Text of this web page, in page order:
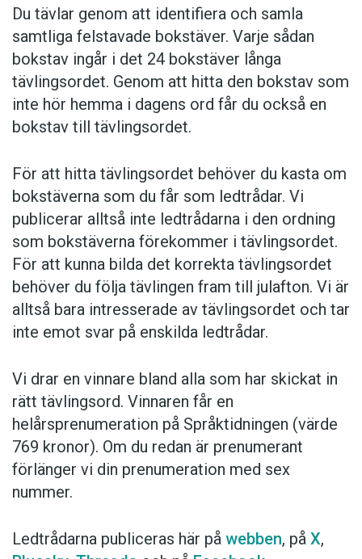
Du tävlar genom att identifiera och samla
samtliga felstavade bokstäver. Varje sådan
bokstav ingår i det 24 bokstäver långa
tävlingsordet. Genom att hitta den bokstav som
inte hör hemma i dagens ord får du också en
bokstav till tävlingsordet.
För att hitta tävlingsordet behöver du kasta om
bokstäverna som du får som ledtrådar. Vi
publicerar alltså inte ledtrådarna i den ordning
som bokstäverna förekommer i tävlingsordet.
För att kunna bilda det korrekta tävlingsordet
behöver du följa tävlingen fram till julafton. Vi är
alltså bara intresserade av tävlingsordet och tar
inte emot svar på enskilda ledtrådar.
Vi drar en vinnare bland alla som har skickat in
rätt tävlingsord. Vinnaren får en
helårsprenumeration på Språktidningen (värde
769 kronor). Om du redan är prenumerant
förlänger vi din prenumeration med sex
nummer.
Ledtrådarna publiceras här på webben, på X,